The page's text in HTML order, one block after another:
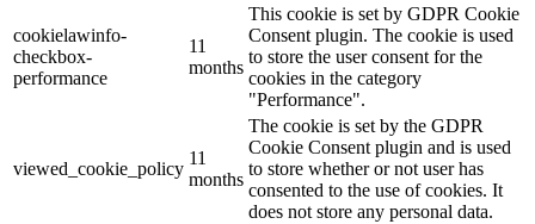
cookielawinfo-
checkbox-
performance
11
months
This cookie is set by GDPR Cookie
Consent plugin. The cookie is used
to store the user consent for the
cookies in the category
"Performance".
viewed_cookie_policy
11
months
The cookie is set by the GDPR
Cookie Consent plugin and is used
to store whether or not user has
consented to the use of cookies. It
does not store any personal data.